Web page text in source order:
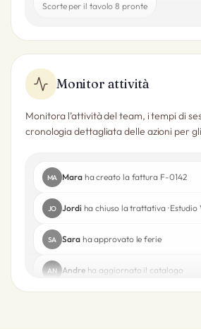
Scorte per il tavolo 8 pronte
Monitor attività
Monitora l’attività del team, i tempi di
cronologia dettagliata delle azioni per
MA Mara ha creato la fattura F-0142
JO Jordi ha chiuso la trattativa · Estudio
SA Sara ha approvato le ferie
AN Andre ha aggiornato il catalogo